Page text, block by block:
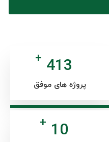
527
+
پروژه های موفق
12
+